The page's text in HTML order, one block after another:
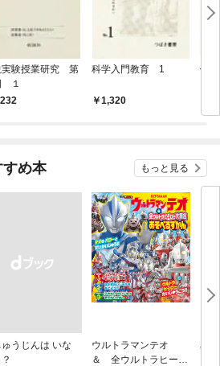
実験授業研究 第
１
科学入門教育 1
1,320
仮
すめ本 もっと見る
ゅうじんは いな
ウルトラマンテオ
＆ 全ウルトラヒーロ
星